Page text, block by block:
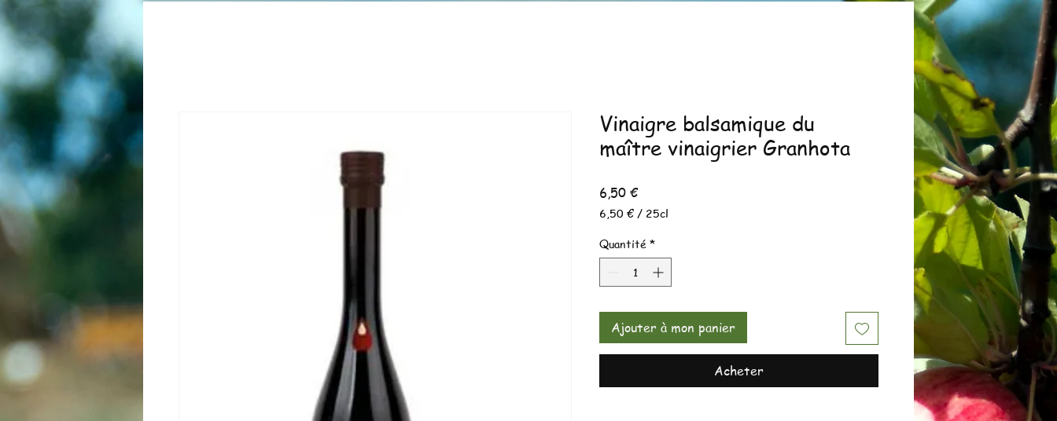
Vinaigre balsamique du
maître vinaigrier Granhota
6,50 €Prix
6,50 € / 25cl
pour
25
Centilitres
Quantité *
Ajouter à mon panier
Acheter